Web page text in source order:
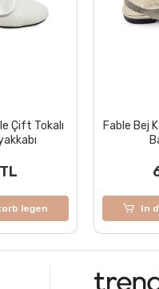
Çift Tokalı
legen
Fable Bej
In